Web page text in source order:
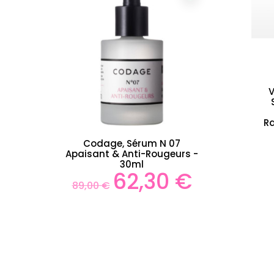
Codage Sérum N°04 Anti-
Taches & Éclaircissant -
Prix
89,00 €Prix
62,30 €